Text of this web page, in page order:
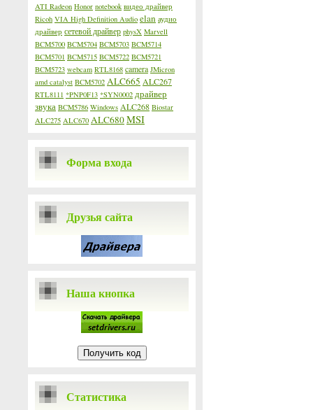
ATI Radeon Honor notebook видео драйвер
Ricoh VIA High Definition Audio elan аудио
драйвер сетевой драйвер physX Marvell
BCM5700 BCM5704 BCM5703 BCM5714
BCM5701 BCM5715 BCM5722 BCM5721
BCM5723 webcam RTL8168 camera JMicron
amd catalyst BCM5702 ALC665 ALC267
RTL8111 *PNP0F13 *SYN0002 драйвер
звука BCM5786 Windows ALC268 Biostar
ALC275 ALC670 ALC680MSI
Форма входа
Друзья сайта
Наша кнопка
Статистика